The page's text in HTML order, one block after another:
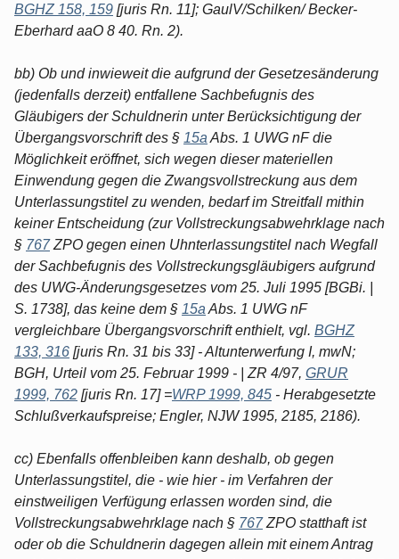
BGHZ 158, 159 [juris Rn. 11]; GaulV/Schilken/ Becker-
Eberhard aaO 8 40. Rn. 2).
bb) Ob und inwieweit die aufgrund der Gesetzesänderung
(jedenfalls derzeit) entfallene Sachbefugnis des
Gläubigers der Schuldnerin unter Berücksichtigung der
Übergangsvorschrift des § 15a Abs. 1 UWG nF die
Möglichkeit eröffnet, sich wegen dieser materiellen
Einwendung gegen die Zwangsvollstreckung aus dem
Unterlassungstitel zu wenden, bedarf im Streitfall mithin
keiner Entscheidung (zur Vollstreckungsabwehrklage nach
§ 767ZPO gegen einen Uhnterlassungstitel nach Wegfall
der Sachbefugnis des Vollstreckungsgläubigers aufgrund
des UWG-Änderungsgesetzes vom 25. Juli 1995 [BGBi. |
S. 1738], das keine dem § 15a Abs. 1 UWG nF
vergleichbare Übergangsvorschrift enthielt, vgl. BGHZ
133, 316 [juris Rn. 31 bis 33] - Altunterwerfung I, mwN;
BGH, Urteil vom 25. Februar 1999 - | ZR 4/97, GRUR
1999, 762 [juris Rn. 17] =WRP 1999, 845 - Herabgesetzte
Schlußverkaufspreise; Engler, NJW 1995, 2185, 2186).
cc) Ebenfalls offenbleiben kann deshalb, ob gegen
Unterlassungstitel, die - wie hier - im Verfahren der
einstweiligen Verfügung erlassen worden sind, die
Vollstreckungsabwehrklage nach § 767ZPO statthaft ist
oder ob die Schuldnerin dagegen allein mit einem Antrag